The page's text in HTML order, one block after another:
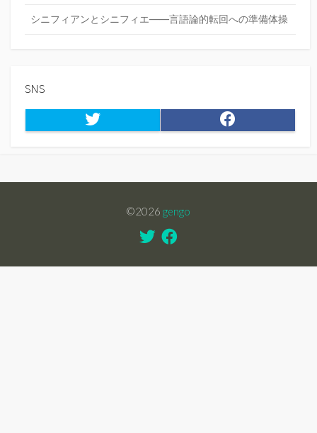
シニフィアンとシニフィエ――言語論的転回への準備体操
SNS
Twitter
©2026 gengo
TwitterFacebook